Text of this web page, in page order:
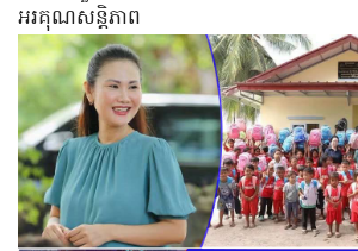
អរគុណសន្តិភាព